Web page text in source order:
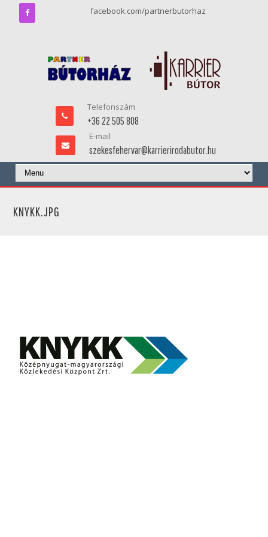
facebook.com/partnerbutorhaz
Telefonszám
+36 22 505 808
E-mail
szekesfehervar@karrierirodabutor.hu
KNYKK.JPG